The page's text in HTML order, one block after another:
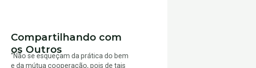
Compartilhando com
os Outros
“Não se esqueçam da prática do bem
e da mútua cooperação, pois de tais